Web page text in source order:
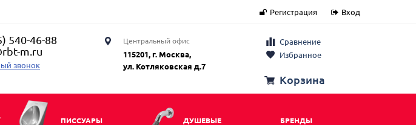
Регистрация Вход
540-46-88
m.ru
звонок
Центральный офис
115201, г. Москва,
ул. Котляковская д.7
Сравнение
Избранное
Корзина
ПИССУАРЫ ДУШЕВЫЕ БРЕНДЫ